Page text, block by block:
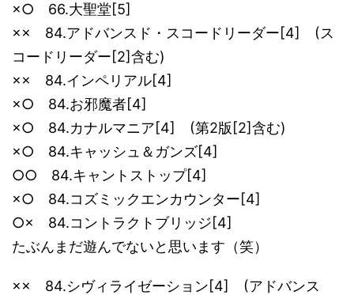
×○ 66.大聖堂[5]
×× 84.アドバンスド・スコードリーダー[4] (ス
コードリーダー[2]含む)
×× 84.インペリアル[4]
×○ 84.お邪魔者[4]
×○ 84.カナルマニア[4] (第2版[2]含む)
×○ 84.キャッシュ＆ガンズ[4]
○○ 84.キャントストップ[4]
×○ 84.コズミックエンカウンター[4]
○× 84.コントラクトブリッジ[4]
たぶんまだ遊んでないと思います（笑）
×× 84.シヴィライゼーション[4] (アドバンス